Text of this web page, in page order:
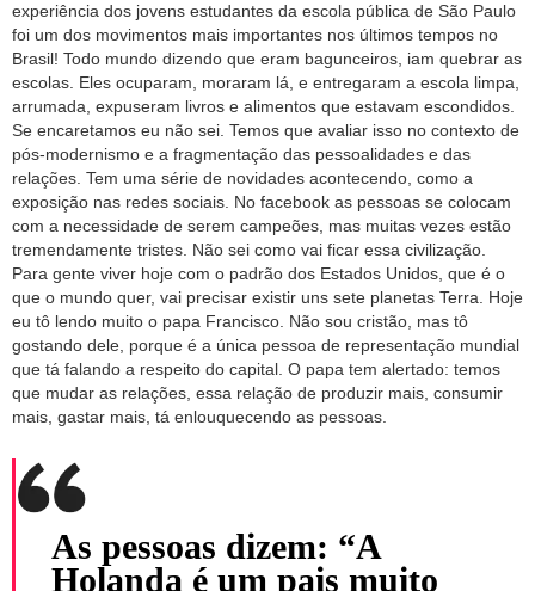
experiência dos jovens estudantes da escola pública de São Paulo
foi um dos movimentos mais importantes nos últimos tempos no
Brasil! Todo mundo dizendo que eram bagunceiros, iam quebrar as
escolas. Eles ocuparam, moraram lá, e entregaram a escola limpa,
arrumada, expuseram livros e alimentos que estavam escondidos.
Se encaretamos eu não sei. Temos que avaliar isso no contexto de
pós-modernismo e a fragmentação das pessoalidades e das
relações. Tem uma série de novidades acontecendo, como a
exposição nas redes sociais. No facebook as pessoas se colocam
com a necessidade de serem campeões, mas muitas vezes estão
tremendamente tristes. Não sei como vai ficar essa civilização.
Para gente viver hoje com o padrão dos Estados Unidos, que é o
que o mundo quer, vai precisar existir uns sete planetas Terra. Hoje
eu tô lendo muito o papa Francisco. Não sou cristão, mas tô
gostando dele, porque é a única pessoa de representação mundial
que tá falando a respeito do capital. O papa tem alertado: temos
que mudar as relações, essa relação de produzir mais, consumir
mais, gastar mais, tá enlouquecendo as pessoas.
As pessoas dizem: “A
Holanda é um pais muito